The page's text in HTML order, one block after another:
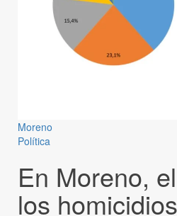
Moreno
Política
En Moreno,
los